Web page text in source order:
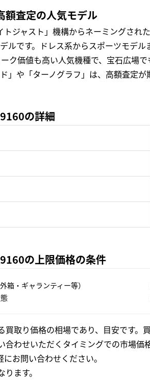
額査定の人気モデル
ジャスト」機構からネーミングさ
ルです。ドレス系からスポーツモデ
ク価値も高い人気機種で、宝石広場
」や「ターノグラフ」は、高額査定が
の詳細
の上限価格の条件
箱・ギャランティー等）
買取り価格の相場であり、目安です。
合わせいただくタイミングでの市場
お問い合わせください。
ます。